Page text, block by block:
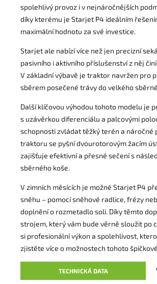
spolehlivý provoz i v nejnáročnějších
díky kterému je Starjet P4 ideálním
maximální hodnotu za své investice.
Starjet ale nabízí více než jen precizní
pasivního i aktivního příslušenství z něj
V základní výbavě je traktor navržen pro
sběrem posečené trávy do velkého
Další klíčovou výhodou tohoto modelu je
s uzávěrkou diferenciálu a palcovými
schopnosti zvládat těžký terén a náročné
traktoru se pyšní dvourotorovým žacím
zajišťuje efektivní a přesné sečení s
sběrného koše.
V zimních měsících je možné Starjet P4
sněhu – pomocí sněhové radlice, frézy
doplnění o rozmetadlo soli. Díky těmto
strojem, který vám bude věrně sloužit po
si profesionální výkon a spolehlivost,
zjistěte více o možnostech tohoto
TECHNICKÁ DATA